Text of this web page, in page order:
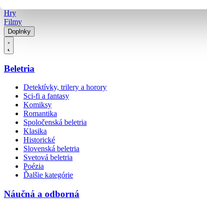
Hry
Filmy
Doplnky
Beletria
Detektívky, trilery a horory
Sci-fi a fantasy
Komiksy
Romantika
Spoločenská beletria
Klasika
Historické
Slovenská beletria
Svetová beletria
Poézia
Ďalšie kategórie
Náučná a odborná